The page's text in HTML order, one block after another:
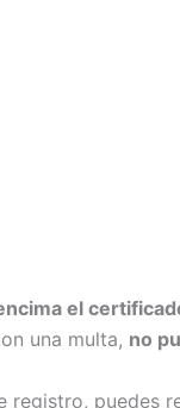
el
una multa, no
puedes